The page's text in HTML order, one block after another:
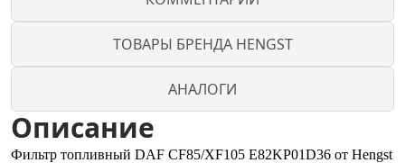
ТОВАРЫ БРЕНДА HENGST
АНАЛОГИ
Описание
Фильтр топливный DAF CF85/XF105 E82KP01D36 от Hengst